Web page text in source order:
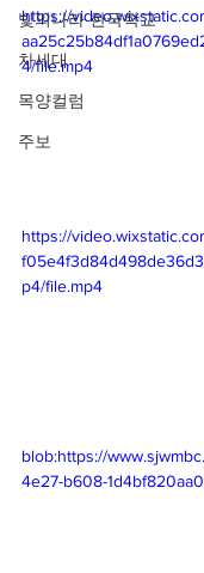
빛의나라 한국학교
차세대
목양컬럼
주보
https://
4/file.mp4
https://
p4/file.mp4
blob:https://
4e27-b608-